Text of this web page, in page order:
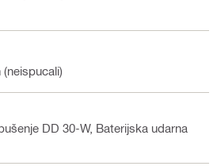
(neispucali)
DD 30-W, Baterijska udarna